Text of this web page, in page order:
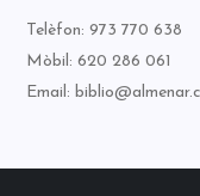
Telèfon: 973 770 638
Mòbil: 620 286 061
Email: